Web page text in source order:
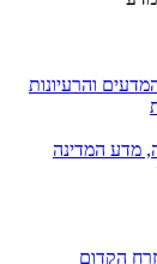
והרעיונות
מדע המדינה
הקדום